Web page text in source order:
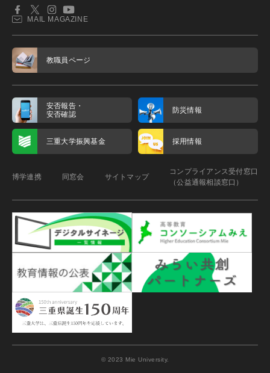
MAIL MAGAZINE
教職員ページ
安否報告・
安否確認
防災情報
三重大学振興基金 採用情報
博学連携 同窓会 サイトマップ
コンプライアンス受付窓口
（公益通報相談窓口）
© 2023 Mie University.